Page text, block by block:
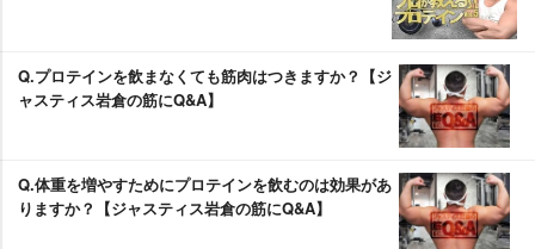
Q.プロテインを飲まなくても筋肉はつきますか？【ジ
ャスティス岩倉の筋にQ&A】
Q.体重を増やすためにプロテインを飲むのは効果があ
りますか？【ジャスティス岩倉の筋にQ&A】